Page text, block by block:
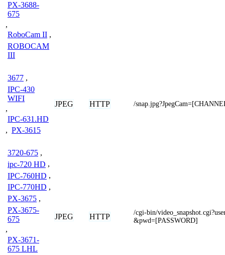
PX-3688-
675
,
RoboCam II ,
ROBOCAM
III
3677 ,
IPC-430
WIFI
,
IPC-631.HD
, PX-3615
JPEG HTTP /
3720-675 ,
ipc-720 HD ,
IPC-760HD ,
IPC-770HD ,
PX-3675 ,
PX-3675-
675
,
PX-3671-
675 LHL
JPEG HTTP
/cgi-bin/
&pwd=[PASSWORD]